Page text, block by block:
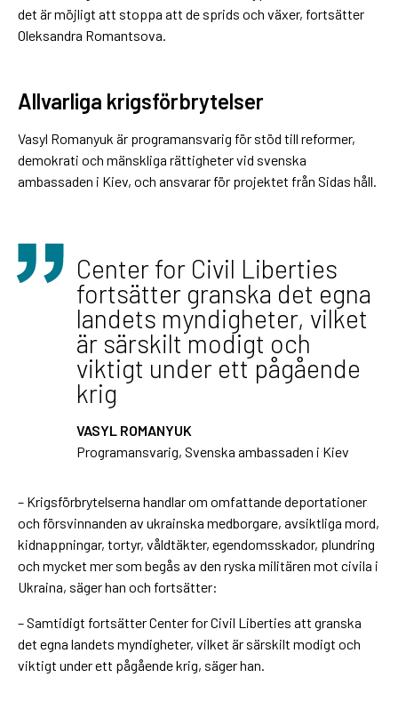
det är möjligt att stoppa att de sprids och växer, fortsätter
Oleksandra Romantsova.
Allvarliga krigsförbrytelser
Vasyl Romanyuk är programansvarig för stöd till reformer,
demokrati och mänskliga rättigheter vid svenska
ambassaden i Kiev, och ansvarar för projektet från Sidas håll.
Center for Civil Liberties
fortsätter granska det egna
landets myndigheter, vilket
är särskilt modigt och
viktigt under ett pågående
krig
VASYL ROMANYUK
Programansvarig, Svenska ambassaden i Kiev
– Krigsförbrytelserna handlar om omfattande deportationer
och försvinnanden av ukrainska medborgare, avsiktliga mord,
kidnappningar, tortyr, våldtäkter, egendomsskador, plundring
och mycket mer som begås av den ryska militären mot civila i
Ukraina, säger han och fortsätter:
– Samtidigt fortsätter Center for Civil Liberties att granska
det egna landets myndigheter, vilket är särskilt modigt och
viktigt under ett pågående krig, säger han.